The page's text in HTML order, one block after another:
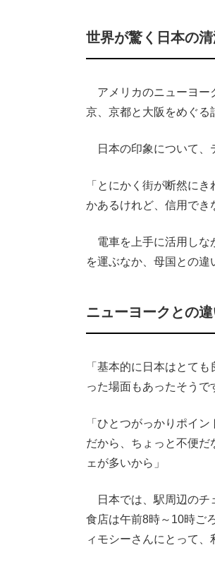
世界が驚く日本の
アメリカのニューヨー
京、京都と大阪をめぐる
日本の印象について、
「とにかく街が断然に
かあるけれど、信用でき
電車を上手に活用しな
を運ぶなか、母国との違
ニューヨークとの
「基本的に日本はとて
った場面もあったそうで
「ひとつがっかりポイ
だから、ちょっと不便
ェが多いから」
日本では、駅周辺のチ
食店は午前8時～10時ご
ィモシーさんにとって、